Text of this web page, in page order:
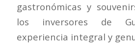
gastronómicas y
los inversores de
experiencia integral y